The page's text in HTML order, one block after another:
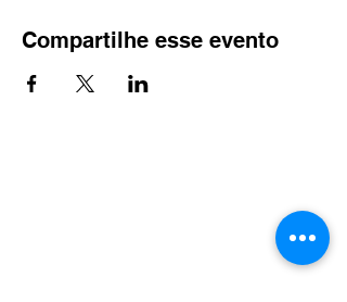
Compartilhe esse evento